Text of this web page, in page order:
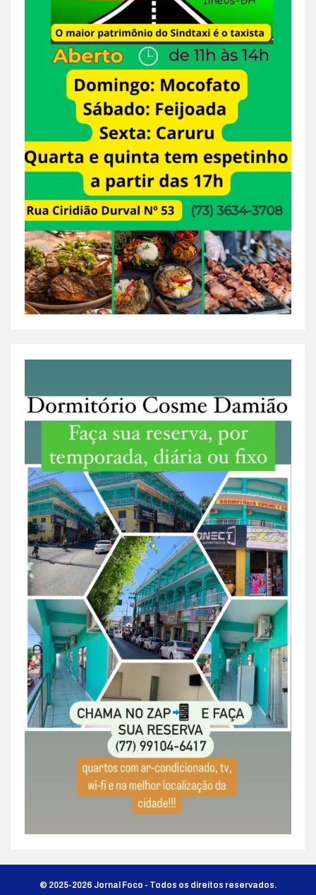
© 2025-2026 Jornal Foco - Todos os direitos reservados.